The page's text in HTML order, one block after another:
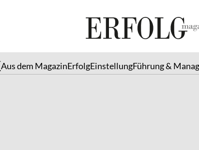
Aus dem MagazinErfolgEinstellungFührung &